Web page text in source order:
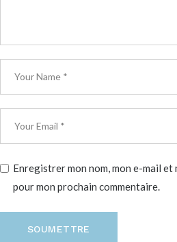
Enregistrer mon nom, mon e-mail
pour mon prochain commentaire.
SOUMETTRE